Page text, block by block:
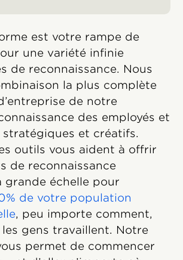
est votre rampe de
une variété infinie
de reconnaissance. Nous
la plus complète
de notre
des employés et
stratégiques et créatifs.
outils vous aident à offrir
de reconnaissance
grande échelle pour
de votre population
, peu importe comment,
gens travaillent. Notre
permet de commencer